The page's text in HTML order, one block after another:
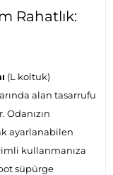
Rahatlık:
(L koltuk)
alan tasarrufu
Odanızın
ayarlanabilen
kullanmanıza
süpürge